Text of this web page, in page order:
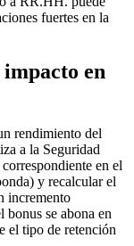
fuertes en la
en
rendimiento del
a la Seguridad
en el
y recalcular el
incremento
se abona en
el tipo de retención